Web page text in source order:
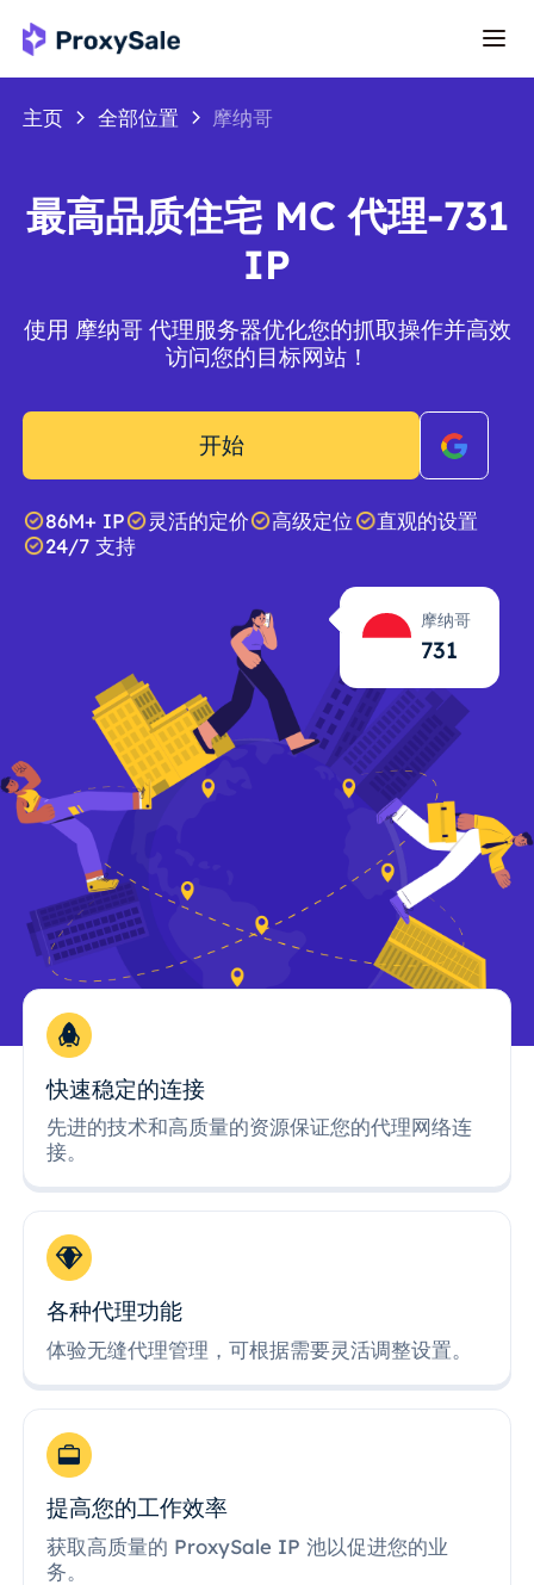
主页 全部位置 摩纳哥
最高品质住宅 MC 代理-731
IP
使用 摩纳哥 代理服务器优化您的抓取操作并高效
访问您的目标网站！
开始
86M+ IP 灵活的定价 高级定位
直观的设置
24/7 支持
摩纳哥
731
快速稳定的连接
先进的技术和高质量的资源保证您的代理网络连
接。
各种代理功能
体验无缝代理管理，可根据需要灵活调整设置。
提高您的工作效率
获取高质量的 ProxySale IP 池以促进您的业
务。